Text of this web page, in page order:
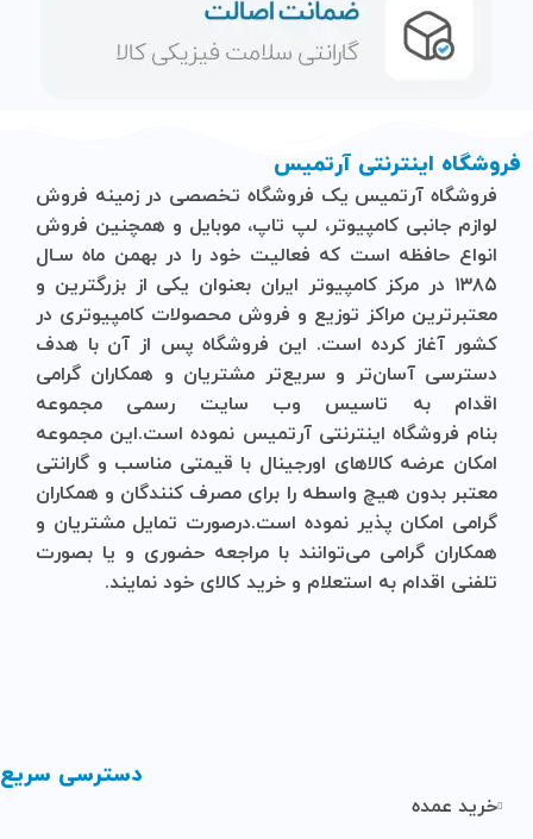
فروشگاه اینترنتی آرتمیس
فروشگاه آرتمیس یک فروشگاه تخصصی در زمینه فروش
لوازم جانبی کامپیوتر، لپ تاپ، موبایل و ‌همچنین فروش
انواع حافظه است که فعالیت خود را در بهمن ماه سـال
۱۳۸۵ در مرکز کامپیوتر ایران بعنوان یکی از بزرگترین و
معتبرترین مراکز توزیع و فروش محصولات کامپیوتری در
کشور آغاز کرده است. این فروشگاه پس از آن با هدف
دسترسی آسان‌تر و سریع‌تر مشتریان و همکاران گرامی
اقدام به تاسیس وب سایت رسمی مجموعه
بنام فروشگاه اینترنتی آرتمیس نموده است.این مجموعه
امکان عرضه کالاهای اورجینال با قیمتی مناسب و گارانتی
معتبر بدون هیچ واسطه را برای مصرف کنندگان و همکاران
گرامی امکان پذیر نموده است.درصورت تمایل مشتریان و
همکاران گرامی می‌توانند با مراجعه حضوری و یا بصورت
تلفنی اقدام به استعلام و خرید کالای خود نمایند.
دسترسی سریع
خرید عمده